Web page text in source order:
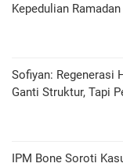
Kepedulian Ramadan
Sofiyan: Regenerasi
Ganti Struktur, Tapi
IPM Bone Soroti